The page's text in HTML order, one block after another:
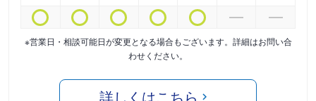
※営業日・相談可能日が変更となる場合もございます。詳細はお問い合
わせください。
詳しくはこちら